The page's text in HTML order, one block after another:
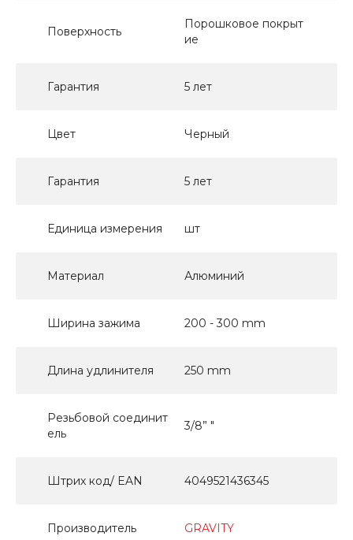
Поверхность
Порошковое покрыт
ие
Гарантия 5 лет
Цвет Черный
Гарантия 5 лет
Единица измерения шт
Материал Алюминий
Ширина зажима 200 - 300 mm
Длина удлинителя 250 mm
Резьбовой соединит
ель
3/8” "
Штрих код/ EAN 4049521436345
Производитель GRAVITY